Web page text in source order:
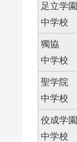
足立学園
中学校
獨協
中学校
聖学院
中学校
佼成学園
中学校